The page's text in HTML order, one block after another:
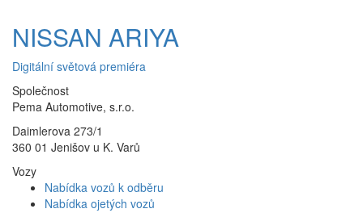
NISSAN ARIYA
Digitální světová premiéra
Společnost
Pema Automotive, s.r.o.
Daimlerova 273/1
360 01 Jenišov u K. Varů
Vozy
Nabídka vozů k odběru
Nabídka ojetých vozů